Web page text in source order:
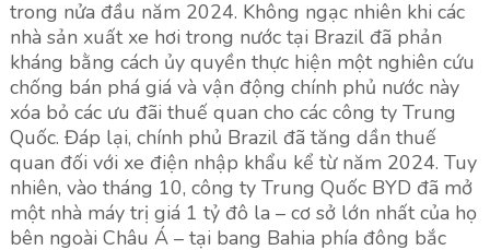
trong nửa đầu năm 2024. Không ngạc nhiên khi các
nhà sản xuất xe hơi trong nước tại Brazil đã phản
kháng bằng cách ủy quyền thực hiện một nghiên cứu
chống bán phá giá và vận động chính phủ nước này
xóa bỏ các ưu đãi thuế quan cho các công ty Trung
Quốc. Đáp lại, chính phủ Brazil đã tăng dần thuế
quan đối với xe điện nhập khẩu kể từ năm 2024. Tuy
nhiên, vào tháng 10, công ty Trung Quốc BYD đã mở
một nhà máy trị giá 1 tỷ đô la – cơ sở lớn nhất của họ
bên ngoài Châu Á – tại bang Bahia phía đông bắc